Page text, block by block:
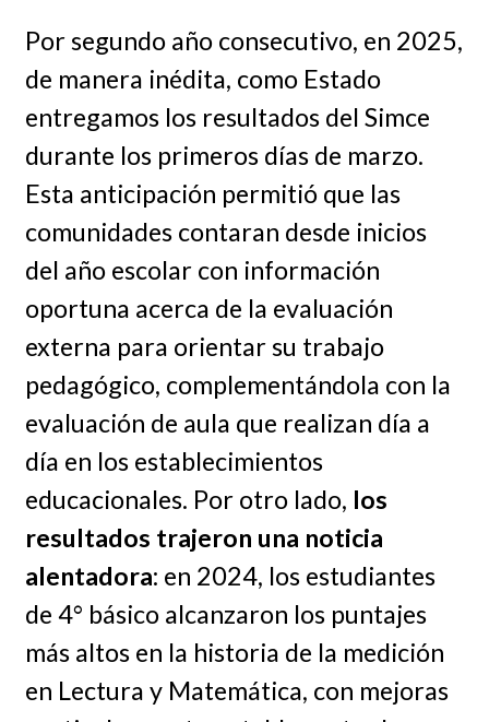
Por segundo año consecutivo, en 2025,
de manera inédita, como Estado
entregamos los resultados del Simce
durante los primeros días de marzo.
Esta anticipación permitió que las
comunidades contaran desde inicios
del año escolar con información
oportuna acerca de la evaluación
externa para orientar su trabajo
pedagógico, complementándola con la
evaluación de aula que realizan día a
día en los establecimientos
educacionales. Por otro lado, los
resultados trajeron una noticia
alentadora: en 2024, los estudiantes
de 4° básico alcanzaron los puntajes
más altos en la historia de la medición
en Lectura y Matemática, con mejoras